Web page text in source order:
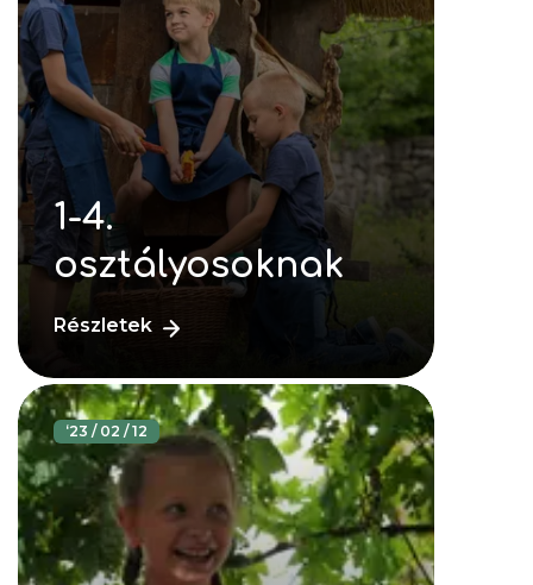
1-4.
osztályosoknak
Részletek
‘23 / 02 / 12